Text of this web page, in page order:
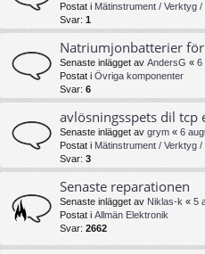
Postat i Mätinstrument / Verktyg
Svar: 1
Natriumjonbatterier
Senaste inlägget av AndersG « 6
Postat i Övriga komponenter
Svar: 6
avlösningsspets dil tcp
Senaste inlägget av grym « 6
Postat i Mätinstrument / Verktyg
Svar: 3
Senaste reparationen
Senaste inlägget av Niklas-k « 5
Postat i Allmän Elektronik
Svar: 2662